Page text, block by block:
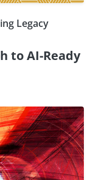
Legacy
to AI-Ready